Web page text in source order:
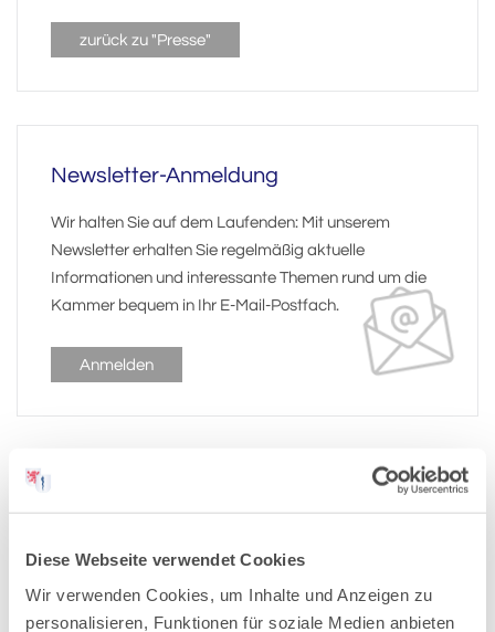
Diese Webseite verwendet Cookies
Wir verwenden Cookies, um Inhalte und Anzeigen zu
personalisieren, Funktionen für soziale Medien anbieten
zurück zu "Presse"
Newsletter-Anmeldung
Wir halten Sie auf dem Laufenden: Mit unserem
Newsletter erhalten Sie regelmäßig aktuelle
Informationen und interessante Themen rund um die
Kammer bequem in Ihr E-Mail-Postfach.
Anmelden